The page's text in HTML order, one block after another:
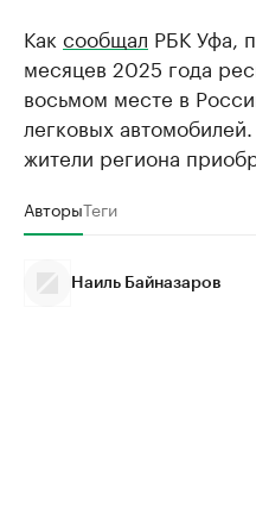
Как сообщал РБК Уфа,
месяцев 2025 года
восьмом месте в
легковых
жители региона
АвторыТеги
Наиль Байназаров